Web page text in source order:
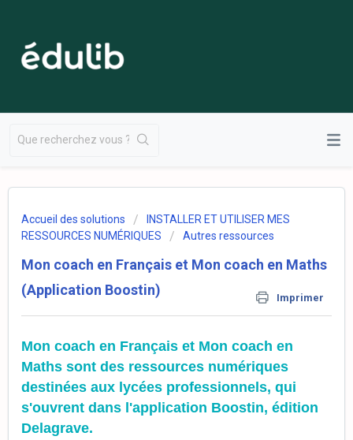
Accueil des solutions
INSTALLER ET UTILISER MES
RESSOURCES NUMÉRIQUES
Autres ressources
Mon coach en Français et Mon coach en Maths
(Application Boostin)
Imprimer
Mon coach en Français et Mon coach en
Maths sont des ressources numériques
destinées aux lycées professionnels, qui
s'ouvrent dans l'application Boostin, édition
Delagrave.